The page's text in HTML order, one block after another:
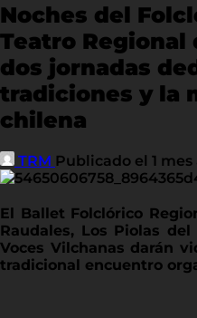
Noches del
Teatro Regional
dos jornadas
tradiciones y la
chilena
TRM Publicado el 1 mes
El Ballet Folclórico
Raudales, Los Piolas
Voces Vilchanas darán
tradicional encuentro